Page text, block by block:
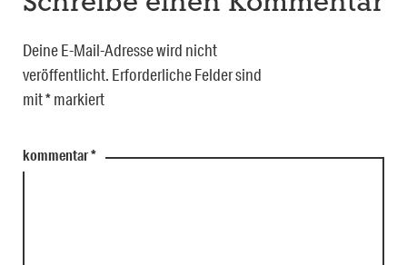
Deine E-Mail-Adresse wird nicht
veröffentlicht. Erforderliche Felder sind
mit*markiert
kommentar*